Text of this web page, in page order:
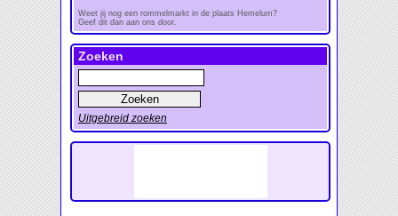
Weet jij nog een rommelmarkt in de plaats Hemelum?
Geef dit dan aan ons door.
Zoeken
Uitgebreid zoeken